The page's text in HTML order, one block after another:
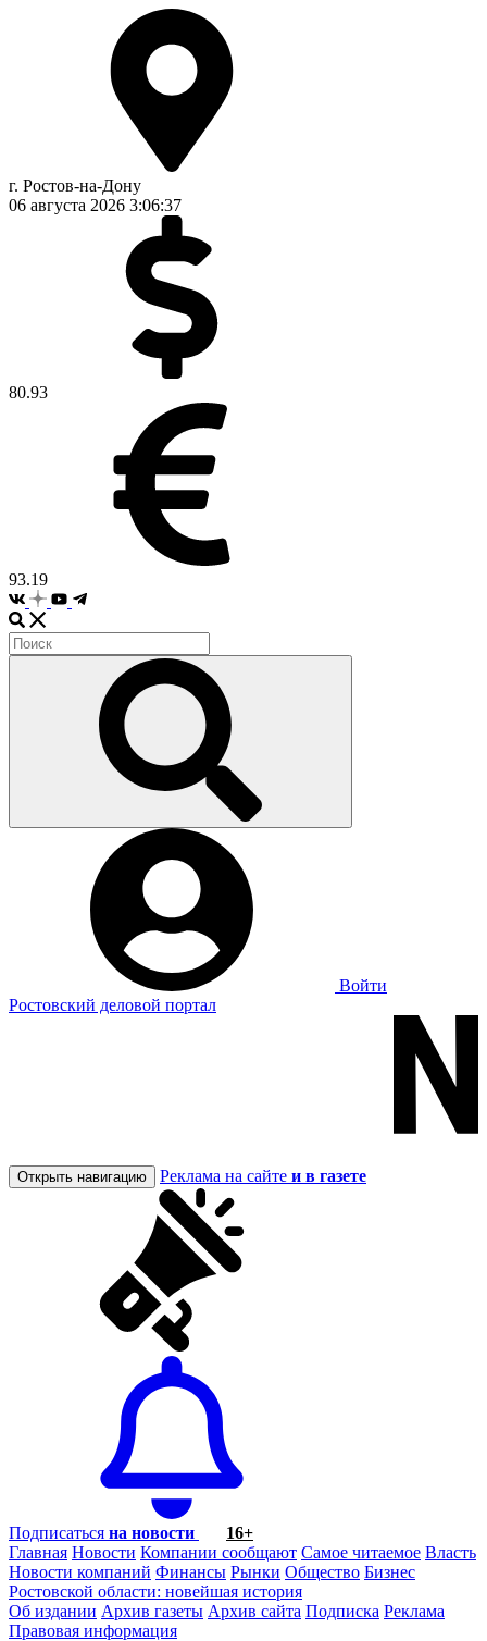
г. Ростов-на-Дону
06 августа 2026 3:06:37
80.93
93.19
Войти
Ростовский деловой портал
Открыть навигацию Реклама на сайте и в газете
Подписаться на новости
16+
Главная Новости Компании сообщают Самое читаемое Власть
Новости компаний Финансы Рынки Общество Бизнес
Ростовской области: новейшая история
Об издании Архив газеты Архив сайта Подписка Реклама
Правовая информация